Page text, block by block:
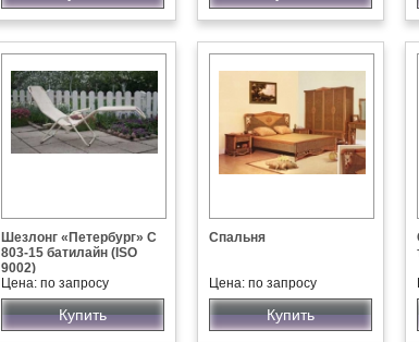
Шезлонг «Петербург» С
803-15 батилайн (ISO
9002)
Цена: по запросу
Купить
Спальня
Цена: по запросу
Купить